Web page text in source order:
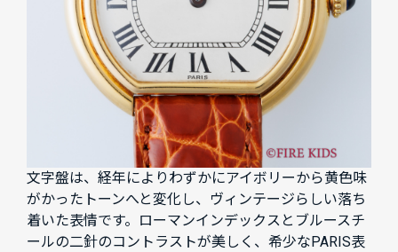
文字盤は、経年によりわずかにアイボリーから黄色味
がかったトーンへと変化し、ヴィンテージらしい落ち
着いた表情です。ローマンインデックスとブルースチ
ールの二針のコントラストが美しく、希少なPARIS表